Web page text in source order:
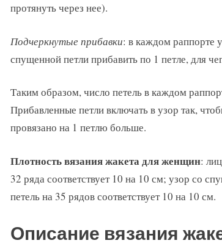
протянуть через нее).
Подчеркнутые прибавки: в каждом раппорте
спущенной петли прибавить по 1 петле, для
Таким образом, число петель в каждом
Прибавленные петли включать в узор так,
провязано на 1 петлю больше.
Плотность вязания жакета для женщин:
32 ряда соответствует 10 на 10 см; узор со
петель на 35 рядов соответствует 10 на 10 см.
Описание вязания